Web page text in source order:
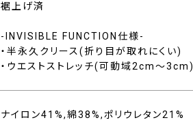
裾上げ済
-INVISIBLE FUNCTION仕様-
・半永久クリース(折り目が取れにくい)
・ウエストストレッチ(可動域2cm〜3cm)
ナイロン41%,綿38%,ポリウレタン21%